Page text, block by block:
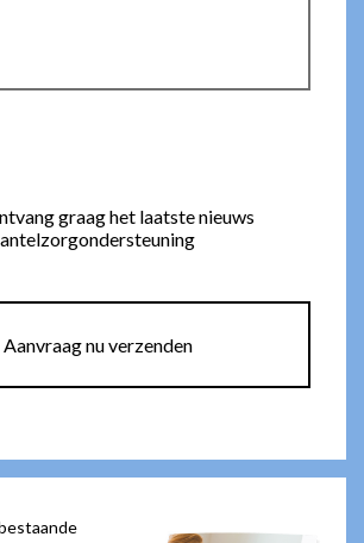
graag het laatste nieuws
Aanvraag nu verzenden